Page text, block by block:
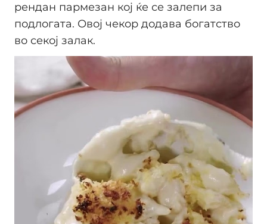
рендан пармезан кој ќе се залепи за
подлогата. Овој чекор додава богатство
во секој залак.